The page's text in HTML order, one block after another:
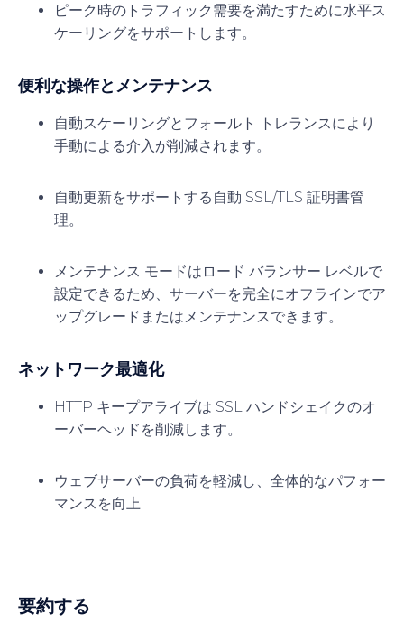
ピーク時のトラフィック需要を満たすために水平ス
ケーリングをサポートします。
便利な操作とメンテナンス
自動スケーリングとフォールト トレランスにより
手動による介入が削減されます。
自動更新をサポートする自動 SSL/TLS 証明書管
理。
メンテナンス モードはロード バランサー レベルで
設定できるため、サーバーを完全にオフラインでア
ップグレードまたはメンテナンスできます。
ネットワーク最適化
HTTP キープアライブは SSL ハンドシェイクのオ
ーバーヘッドを削減します。
ウェブサーバーの負荷を軽減し、全体的なパフォー
マンスを向上
要約する